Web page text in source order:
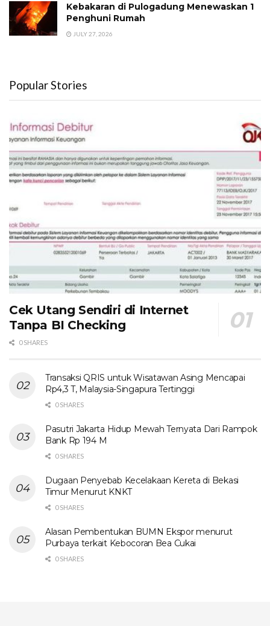
Kebakaran di Pulogadung Menewaskan 1
Penghuni Rumah
JULY 27, 2026
Popular Stories
Cek Utang Sendiri di Internet
Tanpa BI Checking
0 SHARES
Transaksi QRIS untuk Wisatawan Asing Mencapai
Rp4,3 T, Malaysia-Singapura Tertinggi
0 SHARES
Pasutri Jakarta Hidup Mewah Ternyata Dari Rampok
Bank Rp 194 M
0 SHARES
Dugaan Penyebab Kecelakaan Kereta di Bekasi
Timur Menurut KNKT
0 SHARES
Alasan Pembentukan BUMN Ekspor menurut
Purbaya terkait Kebocoran Bea Cukai
0 SHARES